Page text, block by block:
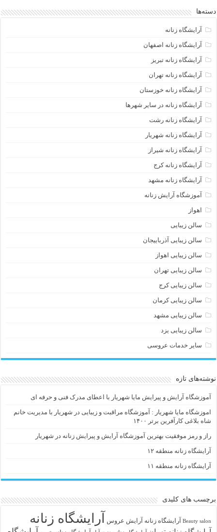
دسته‌ها
آرایشگاه زنانه
آرایشگاه زنانه اصفهان
آرایشگاه زنانه تبریز
آرایشگاه زنانه تهران
آرایشگاه زنانه خوزستان
آرایشگاه زنانه در سایر شهرها
آرایشگاه زنانه رشت
آرایشگاه زنانه شهریار
آرایشگاه زنانه شیراز
آرایشگاه زنانه کرج
آرایشگاه زنانه مشهد
آموزشگاه آرایش زنانه
اهواز
سالن زیبایی
سالن زیبایی آذرباییجان
سالن زیبایی اهواز
سالن زیبایی تهران
سالن زیبایی کرج
سالن زیبایی کرمان
سالن زیبایی مشهد
سالن زیبایی یزد
سایر خدمات عروسی
نوشته‌های تازه
آموزشگاه آرایش و پیرایش مایا شهریار با اعطای مدرک فنی و حرفه ای
اموزشگاه مایا شهریار : آموزشگاه مراقبت و زیبایی در شهریار با مدیریت خانم
شاه بلاغی کارآفرین برتر ۱۴۰۰
راز و رمز موفقیت بهترین آموزشگاه آرایش و پیرایش زنانه در شهریار
آرایشگاه زنانه منطقه ۱۲
آرایشگاه زنانه منطقه ۱۱
برچسب های کلیدی
Beauty salon آرايشگاه زنانه آرایش عروس آرایشگاه زنانه